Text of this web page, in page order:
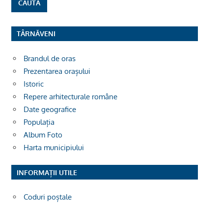
TÂRNĂVENI
Brandul de oras
Prezentarea orașului
Istoric
Repere arhitecturale române
Date geografice
Populația
Album Foto
Harta municipiului
INFORMAȚII UTILE
Coduri poștale